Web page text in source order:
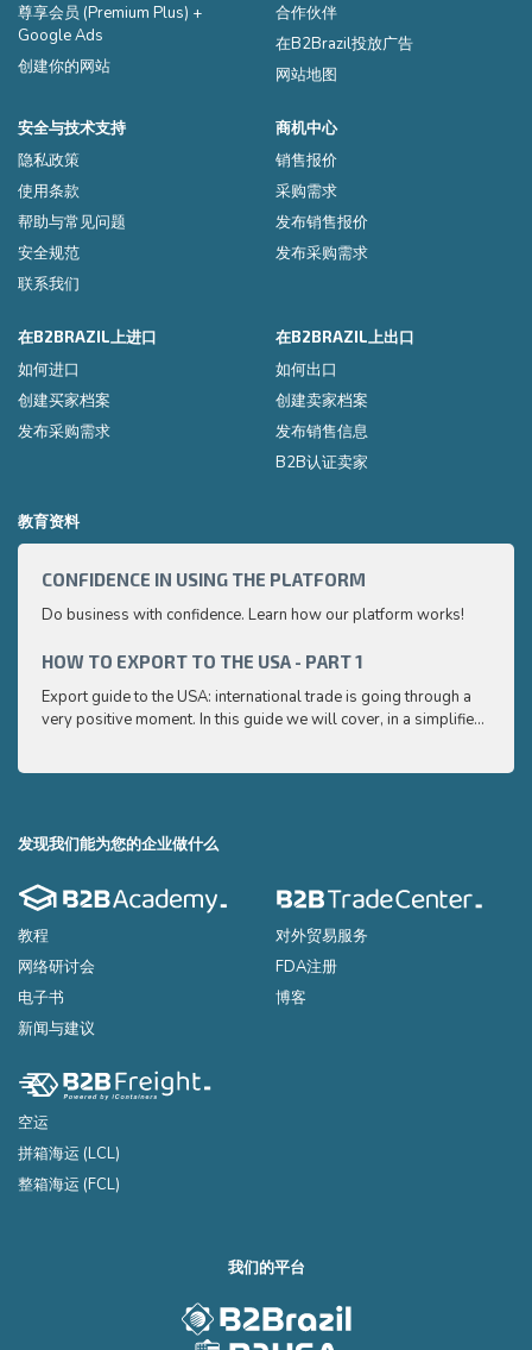
尊享会员 (Premium Plus) +
Google Ads
创建你的网站
合作伙伴
在B2Brazil投放广告
网站地图
安全与技术支持
隐私政策
使用条款
帮助与常见问题
安全规范
联系我们
商机中心
销售报价
采购需求
发布销售报价
发布采购需求
在B2BRAZIL上进口
如何进口
创建买家档案
发布采购需求
在B2BRAZIL上出口
如何出口
创建卖家档案
发布销售信息
B2B认证卖家
教育资料
CONFIDENCE IN USING THE PLATFORM
Do business with confidence. Learn how our platform works!
HOW TO EXPORT TO THE USA - PART 1
Export guide to the USA: international trade is going through a
very positive moment. In this guide we will cover, in a simplified
to
发现我们能为您的企业做什么
教程
网络研讨会
电子书
新闻与建议
对外贸易服务
FDA注册
博客
空运
拼箱海运 (LCL)
整箱海运 (FCL)
我们的平台